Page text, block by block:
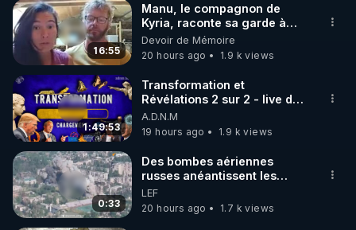
16:55
Manu, le compagnon de
Kyria, raconte sa garde à
vue musclée. PARTAGEZ!
Devoir de Mémoire
20 hours ago
1.9 k views
1:49:53
Transformation et
Révélations 2 sur 2 - live du
07/08/26
A.D.N.M
19 hours ago
1.9 k views
0:33
Des bombes aériennes
russes anéantissent les
centres de contrôle de
drones de 3 brigades
ukrainienne
LEF
20 hours ago
1.7 k views